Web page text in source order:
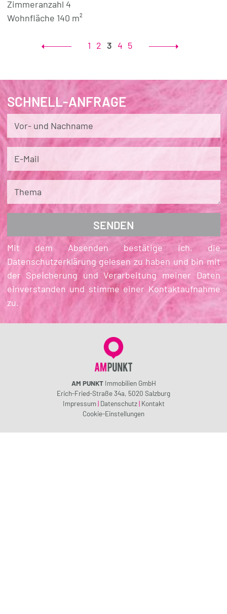
Zimmeranzahl 4
Wohnfläche 140 m²
1 2 3 4 5
SCHNELL-ANFRAGE
Vor- und Nachname
E-Mail
Thema
Mit dem Absenden bestätige ich, die
Datenschutzerklärung gelesen zu haben und bin mit
der Speicherung und Verarbeitung meiner Daten
einverstanden und stimme einer Kontaktaufnahme
zu.
AM PUNKTImmobilien GmbH
Erich-Fried-Straße 34a, 5020 Salzburg
Impressum | Datenschutz | Kontakt
Cookie-Einstellungen